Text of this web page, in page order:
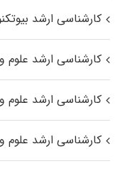
کارشناسی ارشد
کارشناسی ارشد علوم
کارشناسی ارشد علوم
کارشناسی ارشد